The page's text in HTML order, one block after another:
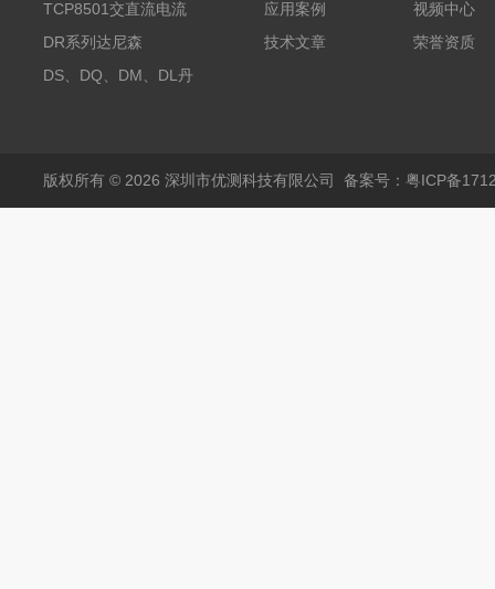
探头500A
TCP8501交直流电流
探头500A
DR系列达尼森
Danisense高精度电流
DS、DQ、DM、DL丹
应用案例
技术文章
视频中心
荣誉资质
版权所有 © 2026 深圳市优测科技有限公司 备案号：粤ICP备